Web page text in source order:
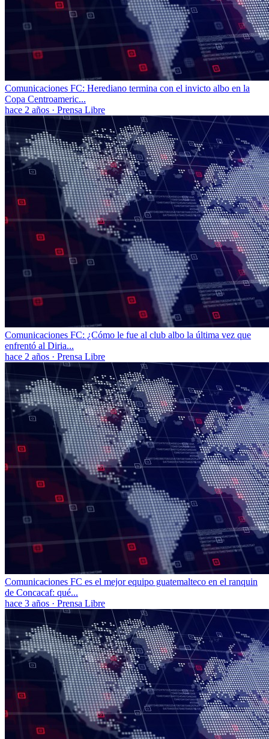
Comunicaciones FC: Herediano termina con el invicto albo en la
Copa Centroameric...
hace 2 años · Prensa Libre
Comunicaciones FC: ¿Cómo le fue al club albo la última vez que
enfrentó al Diria...
hace 2 años · Prensa Libre
Comunicaciones FC es el mejor equipo guatemalteco en el ranquin
de Concacaf: qué...
hace 3 años · Prensa Libre